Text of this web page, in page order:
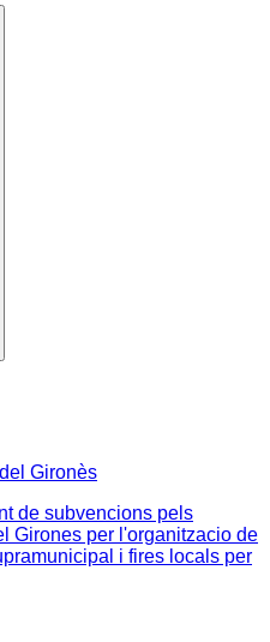
Gironès
de subvencions pels
Girones per l'organitzacio de
i fires locals per